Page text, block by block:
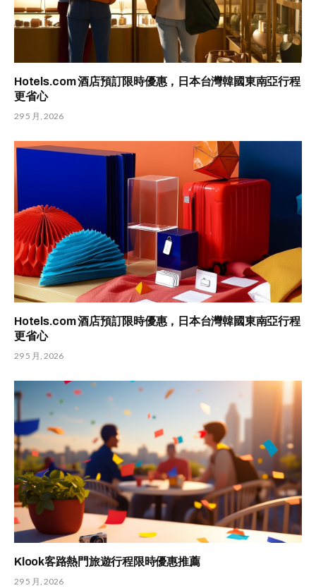
Hotels.com 酒店預訂限時優惠，日本台灣韓國東南亞行程
更省心
29 5 月, 2026
Hotels.com 酒店預訂限時優惠，日本台灣韓國東南亞行程
更省心
29 5 月, 2026
Klook客路熱門旅遊行程限時優惠推薦
29 5 月, 2026